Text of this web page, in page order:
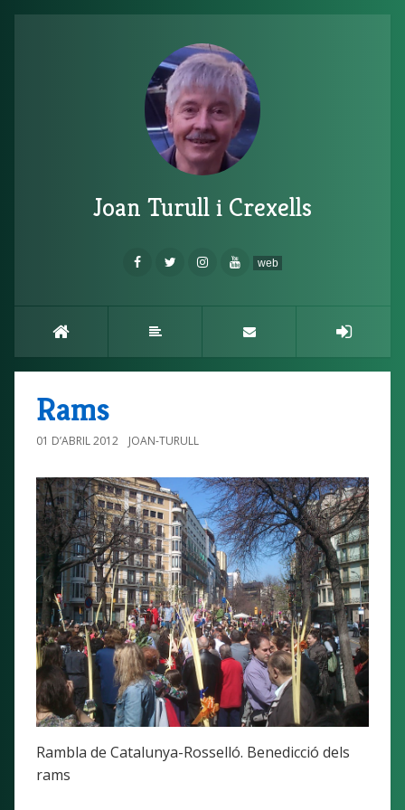
Joan Turull i Crexells
web
Rams
01 D’ABRIL 2012 JOAN-TURULL
Rambla de Catalunya-Rosselló. Benedicció dels
rams